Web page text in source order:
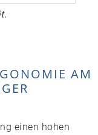
AM
einen hohen